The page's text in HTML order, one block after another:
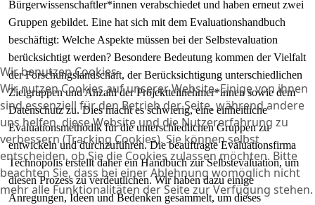
Bürgerwissenschaftler*innen verabschiedet und haben erneut zwei
Gruppen gebildet. Eine hat sich mit dem Evaluationshandbuch
beschäftigt: Welche Aspekte müssen bei der Selbstevaluation
berücksichtigt werden? Besondere Bedeutung kommen der Vielfalt
der Forschungslandschaft, der Berücksichtigung unterschiedlichen
Zielgruppen und Anzahl der Projektteilnehmer*innen sowie dem
Datenschutz zu. Dies macht es schwierig, eine einheitliche
Evaluationsmethodik für die unterschiedlichen Gruppen zu
entwickeln und durchzuführen. Die beauftragte Evaluationsfirma
Technopolis erstellt daher ein Handbuch zur Selbstevaluation, um
diesen Prozess zu verdeutlichen. Wir haben dazu einige
Anregungen, Ideen und Bedenken gesammelt, um dieses
Wir benutzen Cookies
Wir nutzen Cookies auf unserer Website. Einige von ihnen
sind essenziell für den Betrieb der Seite, während andere
uns helfen, diese Website und die Nutzererfahrung zu
verbessern (Tracking Cookies). Sie können selbst
entscheiden, ob Sie die Cookies zulassen möchten. Bitte
beachten Sie, dass bei einer Ablehnung womöglich nicht
mehr alle Funktionalitäten der Seite zur Verfügung stehen.